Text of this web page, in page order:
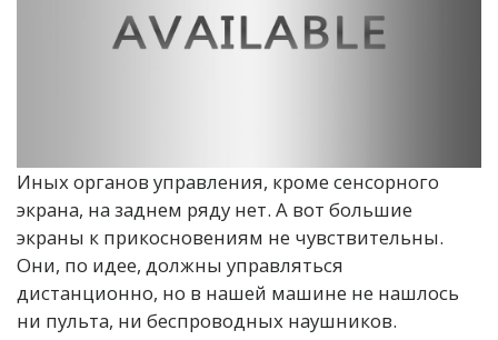
Иных органов управления, кроме сенсорного
экрана, на заднем ряду нет. А вот большие
экраны к прикосновениям не чувствительны.
Они, по идее, должны управляться
дистанционно, но в нашей машине не нашлось
ни пульта, ни беспроводных наушников.